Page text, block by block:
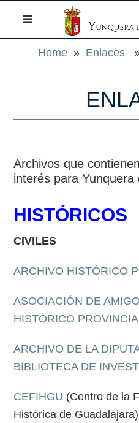
Home » Enlaces
Archivos que
interés para Yunquera
HISTÓRICOS
CIVILES
ARCHIVO HISTÓRICO
ASOCIACIÓN DE
HISTÓRICO
ARCHIVO DE LA
BIBLIOTECA DE
CEFIHGU (Centro de la
Histórica de Guadalajara)